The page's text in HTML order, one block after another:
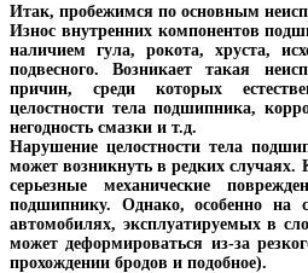
Итак, пробежимся по основным
Износ внутренних компонентов
наличием гула, рокота, хруста,
подвесного. Возникает такая
причин, среди которых
целостности тела подшипника,
негодность смазки и т.д.
Нарушение целостности тела
может возникнуть в редких
серьезные механические
подшипнику. Однако, особенно на
автомобилях, эксплуатируемых в
может деформироваться из-за
прохождении бродов и подобное).